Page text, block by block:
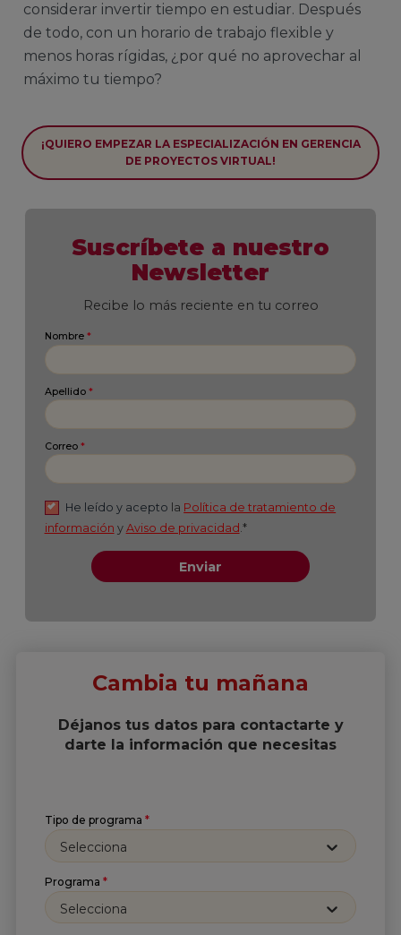
considerar invertir tiempo en estudiar. Después
de todo, con un horario de trabajo flexible y
menos horas rígidas, ¿por qué no aprovechar al
máximo tu tiempo?
¡QUIERO EMPEZAR LA ESPECIALIZACIÓN EN GERENCIA
DE PROYECTOS VIRTUAL!
Suscríbete a nuestro
Recibe lo más reciente en tu correo
Cambia tu mañana
Déjanos tus datos para contactarte y
darte la información que necesitas
Tipo de programa *
Selecciona
Programa *
Selecciona